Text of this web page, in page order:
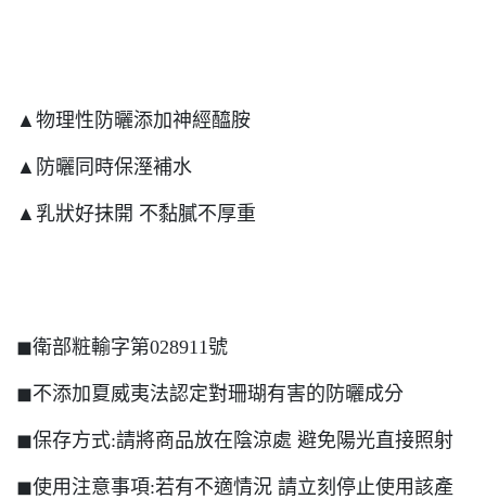
▲物理性防曬添加神經醯胺
▲防曬同時保溼補水
▲乳狀好抹開 不黏膩不厚重
◼︎衛部粧輸字第028911號
◼︎不添加夏威夷法認定對珊瑚有害的防曬成分
◼︎保存方式:請將商品放在陰涼處 避免陽光直接照射
◼︎使用注意事項:若有不適情況 請立刻停止使用該產